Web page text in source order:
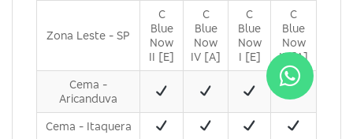
Zona Leste - SP
C
Blue
Now
II [E]
C
Blue
Now
IV [A]
C
Blue
Now
I [E]
C
Blue
Now
III [A]
Cema -
Aricanduva
Cema - Itaquera